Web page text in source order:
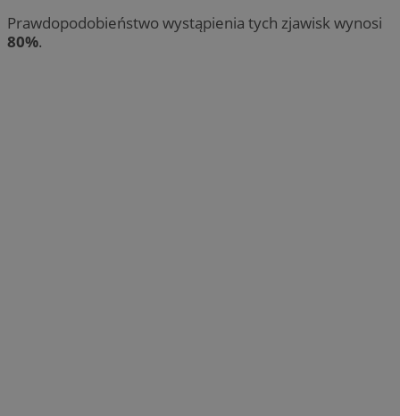
Prawdopodobieństwo wystąpienia tych zjawisk wynosi
80%.